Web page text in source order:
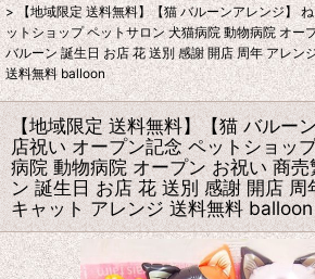
> 【地域限定 送料無料】【猫 バルーンアレンジ】
ットショップ ペットサロン 犬猫病院 動物病院 オー
バルーン 誕生日 お店 花 送別 感謝 開店 周年 アレン
送料無料 balloon
【地域限定 送料無料】【猫 バルー
店祝い オープン記念 ペットショッ
病院 動物病院 オープン お祝い 商
ン 誕生日 お店 花 送別 感謝 開店 周
キャット アレンジ 送料無料 balloon